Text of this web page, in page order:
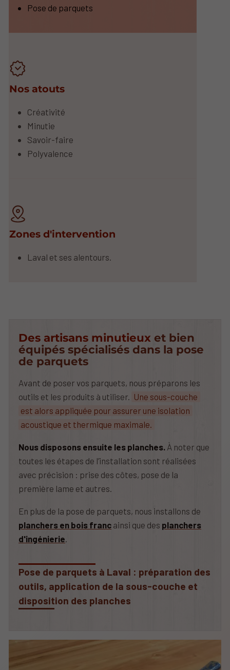
Pose de parquets
Nos atouts
Créativité
Minutie
Savoir-faire
Polyvalence
Zones d'intervention
Laval et ses alentours.
Des artisans minutieux et bien
équipés spécialisés dans la pose
de parquets
Avant de poser vos parquets, nous préparons les
outils et les produits à utiliser.
Une sous-couche
est alors appliquée pour assurer une isolation
acoustique et thermique maximale.
Nous disposons ensuite les planches. À noter que
toutes les étapes de l’installation sont réalisées
avec précision : prise des côtes, pose de la
première lame et autres.
En plus de la pose de parquets, nous installons de
planchers en bois franc ainsi que des planchers
d'ingénierie
Pose de parquets à Laval : préparation des
outils, application de la sous-couche et
disposition des planches